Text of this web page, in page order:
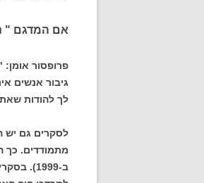
אם המדגם "
פרופסור
גיבור אנשים
לך להודות
לסקרים גם יש
מתמודדים. כך